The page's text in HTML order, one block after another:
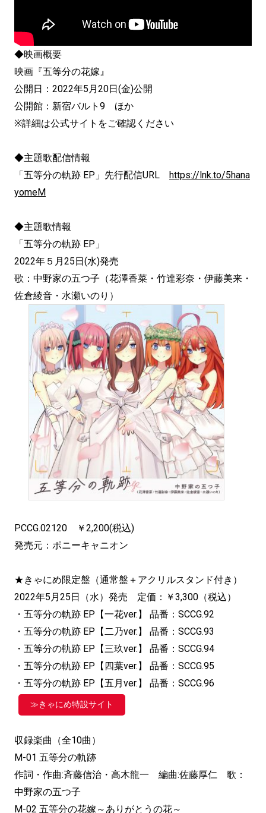
◆映画概要
映画『五等分の花嫁』
公開日：2022年5月20日(金)公開
公開館：新宿バルト9 ほか
※詳細は公式サイトをご確認ください
◆主題歌配信情報
「五等分の軌跡 EP」先行配信URL https://lnk.to/5hana
yomeM
◆主題歌情報
「五等分の軌跡 EP」
2022年５月25日(水)発売
歌：中野家の五つ子（花澤香菜・竹達彩奈・伊藤美来・
佐倉綾音・水瀬いのり）
PCCG.02120 ￥2,200(税込)
発売元：ポニーキャニオン
★きゃにめ限定盤（通常盤＋アクリルスタンド付き）
2022年5月25日（水）発売 定価：￥3,300（税込）
・五等分の軌跡 EP【一花ver.】 品番：SCCG.92
・五等分の軌跡 EP【二乃ver.】 品番：SCCG.93
・五等分の軌跡 EP【三玖ver.】 品番：SCCG.94
・五等分の軌跡 EP【四葉ver.】 品番：SCCG.95
・五等分の軌跡 EP【五月ver.】 品番：SCCG.96
≫きゃにめ特設サイト
収録楽曲（全10曲）
M-01 五等分の軌跡
作詞・作曲:斉藤信治・高木龍一 編曲:佐藤厚仁 歌：
中野家の五つ子
M-02 五等分の花嫁～ありがとうの花～